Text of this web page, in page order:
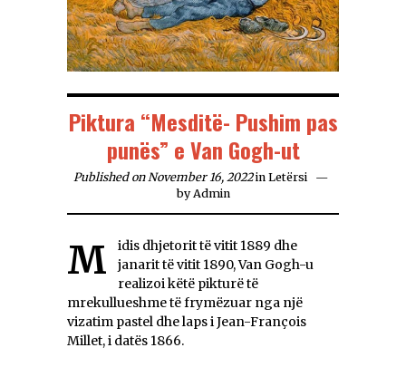
Piktura “Mesditë- Pushim pas
punës” e Van Gogh-ut
Published on November 16, 2022 in Letërsi
by Admin
Midis dhjetorit të vitit 1889 dhe
janarit të vitit 1890, Van Gogh-u
realizoi këtë pikturë të
mrekullueshme të frymëzuar nga një
vizatim pastel dhe laps i Jean-François
Millet, i datës 1866.